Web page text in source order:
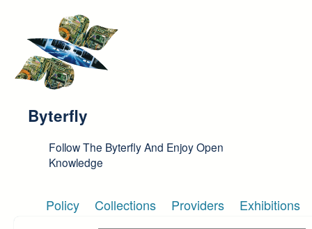
Byterfly
Follow The Byterfly And Enjoy Open
Knowledge
Policy Collections Providers Exhibitions